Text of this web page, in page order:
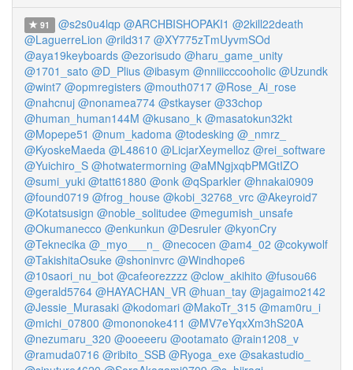
91 @s2s0u4lqp @ARCHBISHOPAKI1 @2kill22death
@LaguerreLion @rild317 @XY775zTmUyvmSOd
@aya19keyboards @ezorisudo @haru_game_unity
@1701_sato @D_Plius @ibasym @nniiicccooholic @Uzundk
@wint7 @opmregisters @mouth0717 @Rose_Ai_rose
@nahcnuj @nonamea774 @stkayser @33chop
@human_human144M @kusano_k @masatokun32kt
@Mopepe51 @num_kadoma @todesking @_nmrz_
@KyoskeMaeda @L48610 @LicjarXeymelloz @rei_software
@Yuichiro_S @hotwatermorning @aMNgjxqbPMGtIZO
@sumi_yuki @tatt61880 @onk @qSparkler @hnakai0909
@found0719 @frog_house @kobi_32768_vrc @Akeyroid7
@Kotatsusign @noble_solitudee @megumish_unsafe
@Okumanecco @enkunkun @Desruler @kyonCry
@Teknecika @_myo___n_ @necocen @am4_02 @cokywolf
@TakishitaOsuke @shoninvrc @Windhope6
@10saori_nu_bot @cafeorezzzz @clow_akihito @fusou66
@gerald5764 @HAYACHAN_VR @huan_tay @jagaimo2142
@Jessie_Murasaki @kodomari @MakoTr_315 @mam0ru_i
@michi_07800 @mononoke411 @MV7eYqxXm3hS20A
@nezumaru_320 @ooeeeru @ootamato @rain1208_v
@ramuda0716 @ribito_SSB @Ryoga_exe @sakastudio_